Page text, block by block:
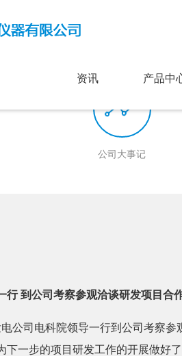
资讯 产品中
公司大事记
行 到公司考察参观洽谈研发项目合
电公司电科院领导一行到公司考察
下一步的项目研发工作的开展做好